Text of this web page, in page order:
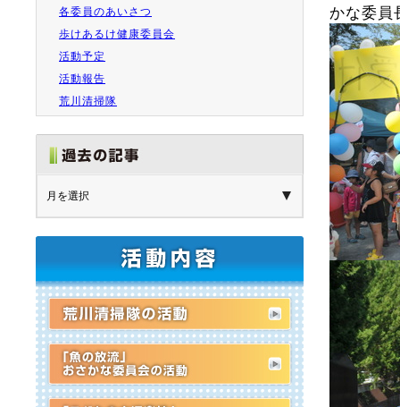
各委員のあいさつ
歩けあるけ健康委員会
活動予定
活動報告
荒川清掃隊
かな委